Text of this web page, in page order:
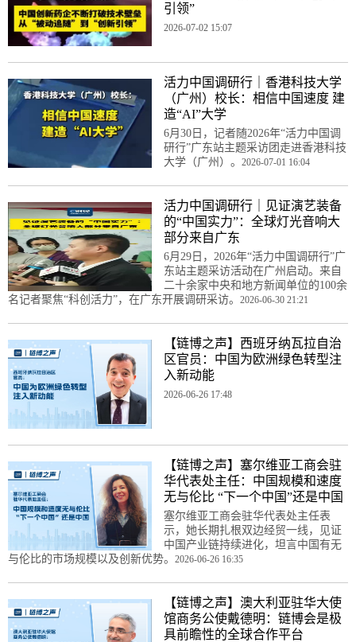
引领”
2026-07-02 15:07
活力中国调研行｜香港科技大学
（广州）校长：相信中国速度 建
造“AI”大学
6月30日，记者随2026年“活力中国调
研行”广东站主题采访团走进香港科技
大学（广州）。 2026-07-01 16:04
活力中国调研行｜见证演艺装备
的“中国实力”：全球灯光音响大
部分来自广东
6月29日，2026年“活力中国调研行”广
东站主题采访活动在广州启动。来自
二十余家中央和地方新闻单位的100余
名记者聚焦“科创活力”，在广东开展调研采访。 2026-06-30 21:21
【链博之声】西班牙纳瓦拉自治
区官员：中国为欧洲绿色转型注
入新动能
2026-06-26 17:48
【链博之声】塞尔维亚工商会驻
华代表处主任：中国规模和速度
无与伦比 “下一个中国”还是中国
塞尔维亚工商会驻华代表处主任表
示，她长期扎根双边经贸一线，见证
中国产业链持续进化，坦言中国有无
与伦比的市场规模以及创新优势。 2026-06-26 16:35
【链博之声】澳大利亚驻华大使
馆商务公使戴德明：链博会是极
具前瞻性的全球合作平台